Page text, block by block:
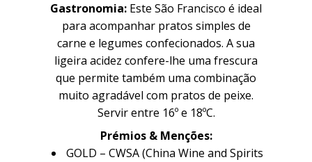
Gastronomia: Este São Francisco é ideal
para acompanhar pratos simples de
carne e legumes confecionados. A sua
ligeira acidez confere-lhe uma frescura
que permite também uma combinação
muito agradável com pratos de peixe.
Servir entre 16º e 18ºC.
Prémios & Menções:
GOLD – CWSA (China Wine and Spirits
Família
Família